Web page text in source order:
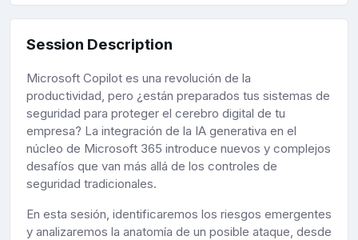
Session Description
Microsoft Copilot es una revolución de la
productividad, pero ¿están preparados tus sistemas de
seguridad para proteger el cerebro digital de tu
empresa? La integración de la IA generativa en el
núcleo de Microsoft 365 introduce nuevos y complejos
desafíos que van más allá de los controles de
seguridad tradicionales.
En esta sesión, identificaremos los riesgos emergentes
y analizaremos la anatomía de un posible ataque, desde